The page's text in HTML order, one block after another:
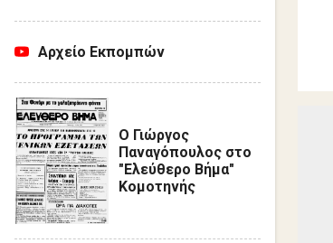
Αρχείο Εκπομπών
Ο Γιώργος
Παναγόπουλος στο
"Ελεύθερο Βήμα"
Κομοτηνής